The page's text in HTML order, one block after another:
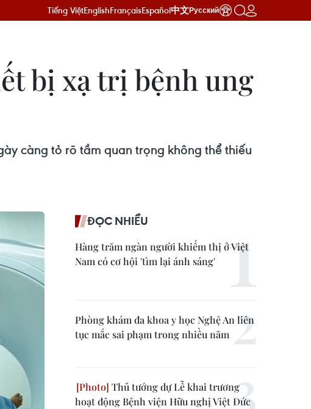
Tiếng ViệtEnglishFrançaisEspañol中文Русский
bị xạ trị bệnh ung
càng tỏ rõ tầm quan trọng không thể thiếu
ĐỌC NHIỀU
Hàng trăm ngàn người khiếm thị ở Việt
Nam có cơ hội 'tìm lại ánh sáng'
Phòng khám đa khoa y học Nghệ An liên
tục mắc sai phạm trong nhiều năm
Thủ tướng dự Lễ khai trương
hoạt động Bệnh viện Hữu nghị Việt Đức